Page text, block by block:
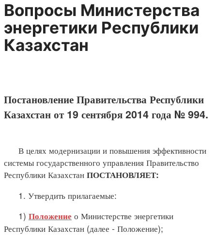
Вопросы Министерства
энергетики Республики
Казахстан
Постановление Правительства Республики
Казахстан от 19 сентября 2014 года № 994.
В целях модернизации и повышения эффективности
системы государственного управления Правительство
Республики Казахстан ПОСТАНОВЛЯЕТ:
1. Утвердить прилагаемые:
1) Положение о Министерстве энергетики
Республики Казахстан (далее - Положение);